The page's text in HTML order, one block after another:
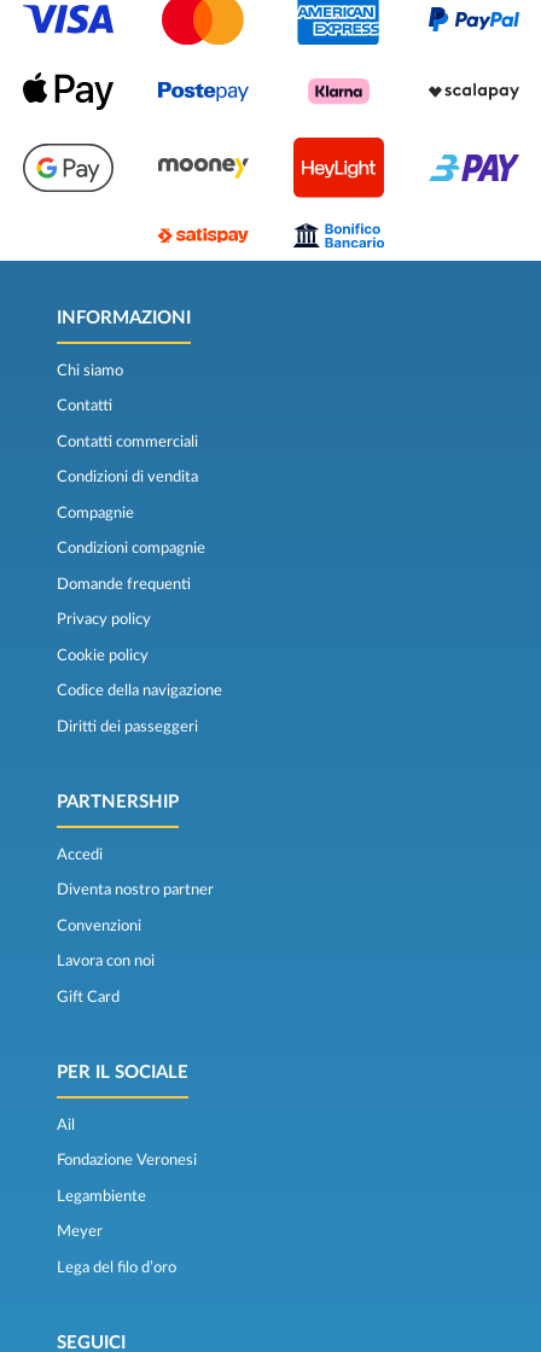
INFORMAZIONI
Chi siamo
Contatti
Contatti commerciali
Condizioni di vendita
Compagnie
Condizioni compagnie
Domande frequenti
Privacy policy
Cookie policy
Codice della navigazione
Diritti dei passeggeri
PARTNERSHIP
Accedi
Diventa nostro partner
Convenzioni
Lavora con noi
Gift Card
PER IL SOCIALE
Ail
Fondazione Veronesi
Legambiente
Meyer
Lega del filo d’oro
SEGUICI